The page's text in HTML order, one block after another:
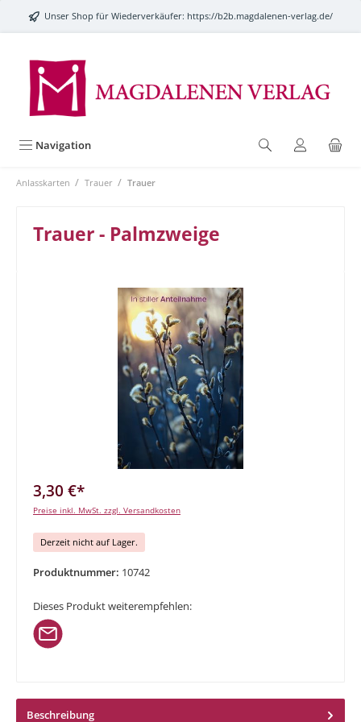
springenUnser Shop für Wiederverkäufer: https://b2b.magdalenen-verlag.de/
Navigation
Anlasskarten / Trauer / Trauer
Trauer - Palmzweige
Bildergalerie überspringen
3,30 €*
Preise inkl. MwSt. zzgl. Versandkosten
Derzeit nicht auf Lager.
Produktnummer: 10742
Dieses Produkt weiterempfehlen:
Beschreibung